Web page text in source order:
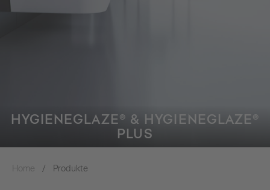
HYGIENEGLAZE® & HYGIENEGLAZE®
PLUS
Home Produkte